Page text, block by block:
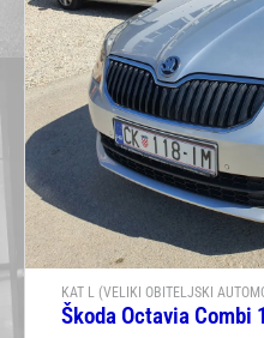
KAT L (VELIKI OBITELJSKI
Škoda Octavia Combi